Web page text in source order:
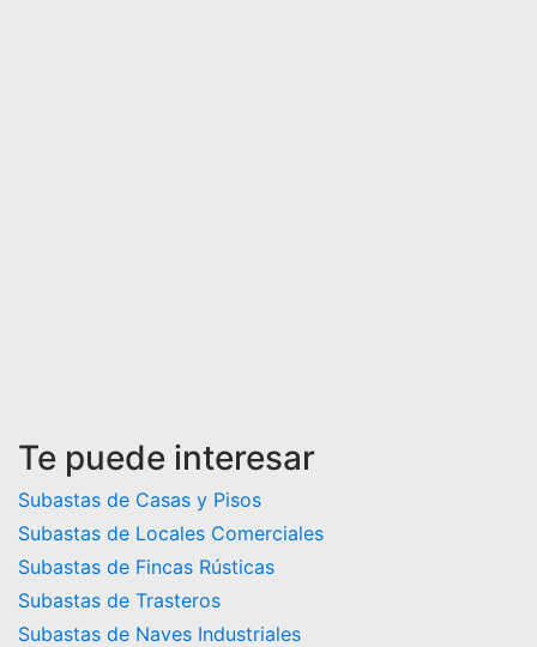
Te puede interesar
Subastas de Casas y Pisos
Subastas de Locales Comerciales
Subastas de Fincas Rústicas
Subastas de Trasteros
Subastas de Naves Industriales